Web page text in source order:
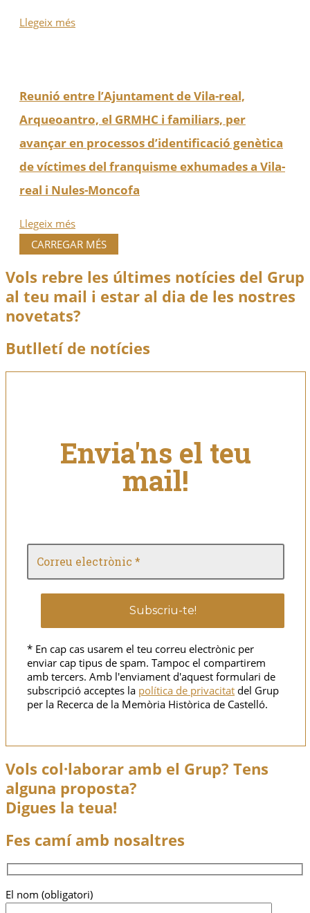
Llegeix més
Reunió entre l’Ajuntament de Vila-real,
Arqueoantro, el GRMHC i familiars, per
avançar en processos d’identificació genètica
de víctimes del franquisme exhumades a Vila-
real i Nules-Moncofa
Llegeix més
CARREGAR MÉS
Vols rebre les últimes notícies del Grup
al teu mail i estar al dia de les nostres
novetats?
Butlletí de notícies
Envia'ns el teu
mail!
* En cap cas usarem el teu correu electrònic per
enviar cap tipus de spam. Tampoc el compartirem
amb tercers. Amb l'enviament d'aquest formulari de
subscripció acceptes la política de privacitat del Grup
per la Recerca de la Memòria Històrica de Castelló.
Vols col·laborar amb el Grup? Tens
alguna proposta?
Digues la teua!
Fes camí amb nosaltres
El nom (obligatori)